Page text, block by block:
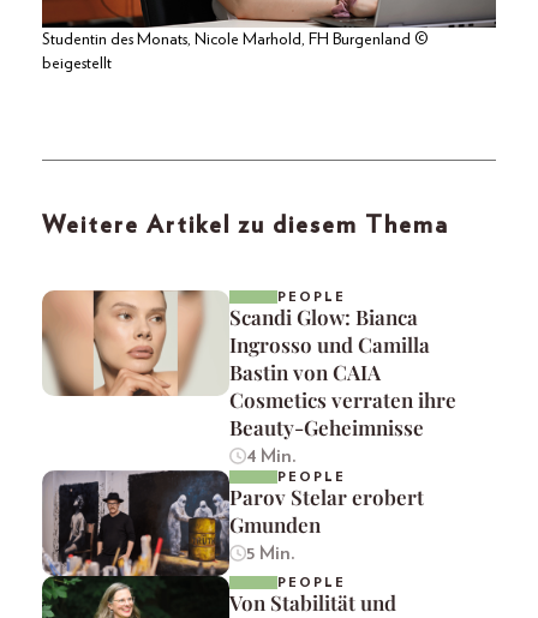
Studentin des Monats, Nicole Marhold, FH Burgenland ©
beigestellt
Weitere Artikel zu diesem Thema
PEOPLE
Scandi Glow: Bianca
Ingrosso und Camilla
Bastin von CAIA
Cosmetics verraten ihre
Beauty-Geheimnisse
4 Min.
PEOPLE
Parov Stelar erobert
Gmunden
5 Min.
PEOPLE
Von Stabilität und